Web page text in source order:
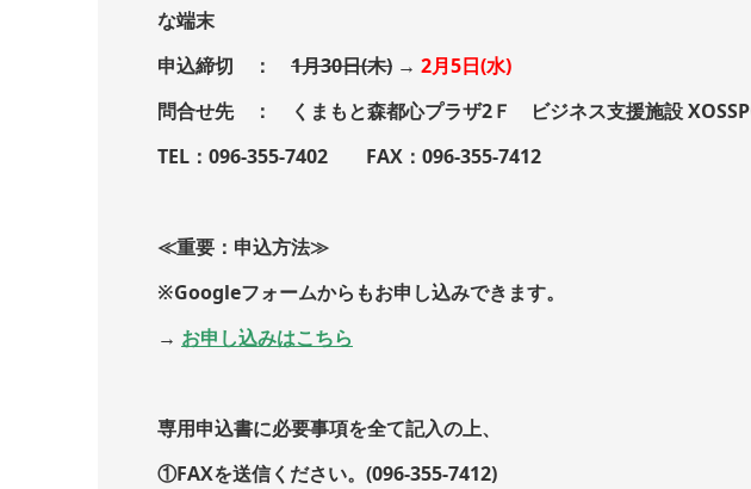
な端末
申込締切 ： 1月30日(木) → 2月5日(水)
問合せ先 ： くまもと森都心プラザ2Ｆ ビジネス支援施設
TEL：096-355-7402 FAX：096-355-7412
≪重要：申込方法≫
※Googleフォームからもお申し込みできます。
→ お申し込みはこちら
専用申込書に必要事項を全て記入の上、
①FAXを送信ください。(096-355-7412)